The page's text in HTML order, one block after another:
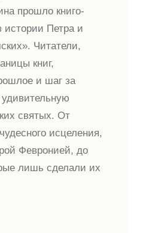
прошло книго-
истории Петра и
Читатели,
книг,
и шаг за
святых. От
исцеления,
Февронией, до
лишь сделали их